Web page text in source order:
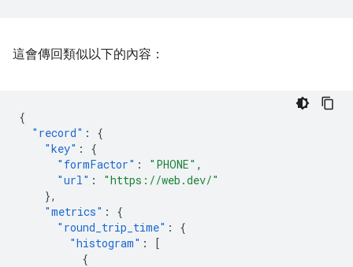
這會傳回類似以下的內容：
{
"record" :
{
"key" :
{
"formFactor" : "PHONE" ,
"url" :
"https://web.dev/"
},
"metrics" :
{
"round_trip_time" :
{
"histogram" :
[
{